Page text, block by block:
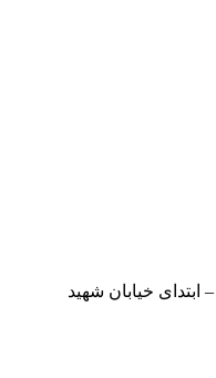
ابتدای خیابان شهید